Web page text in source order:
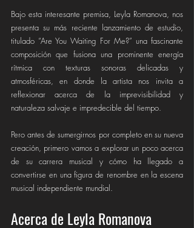
Bajo esta interesante premisa, Leyla Romanova, nos
presenta su más reciente lanzamiento de estudio,
titulado “Are You Waiting For Me?” una fascinante
composición que fusiona una prominente energía
rítmica con texturas sonoras delicadas y
atmosféricas, en donde la artista nos invita a
reflexionar acerca de la imprevisibilidad y
naturaleza salvaje e impredecible del tiempo.
Pero antes de sumergirnos por completo en su nueva
creación, primero vamos a explorar un poco acerca
de su carrera musical y cómo ha llegado a
convertirse en una figura de renombre en la escena
musical independiente mundial.
Acerca de Leyla Romanova